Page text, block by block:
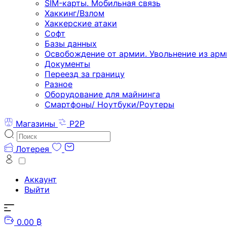
SIM-карты. Мобильная связь
Хаккинг/Взлом
Хаккерские атаки
Софт
Базы данных
Освобождение от армии. Увольнение из
Документы
Переезд за границу
Разное
Оборудование для майнинга
Смартфоны/ Ноутбуки/Роутеры
Магазины
P2P
Лотерея
Аккаунт
Выйти
0.00 ₿